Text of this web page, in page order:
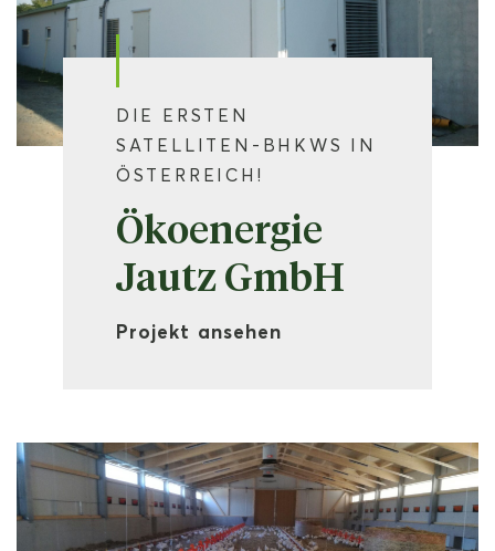
DIE ERSTEN
SATELLITEN-BHKWS IN
ÖSTERREICH!
Ökoenergie
Jautz GmbH
Projekt ansehen